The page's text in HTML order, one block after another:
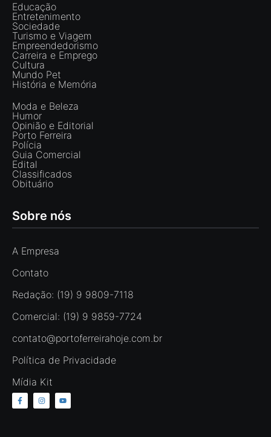
Educação
Entretenimento
Sociedade
Turismo e Viagem
Empreendedorismo
Carreira e Emprego
Cultura
Mundo Pet
História e Memória
Moda e Beleza
Humor
Opinião e Editorial
Porto Ferreira
Polícia
Guia Comercial
Edital
Classificados
Obituário
Sobre nós
A Empresa
Contato
Redação: (19) 9 9809-7118
Comercial: (19) 9 9859-7724
contato@portoferreirahoje.com.br
Política de Privacidade
Mídia Kit